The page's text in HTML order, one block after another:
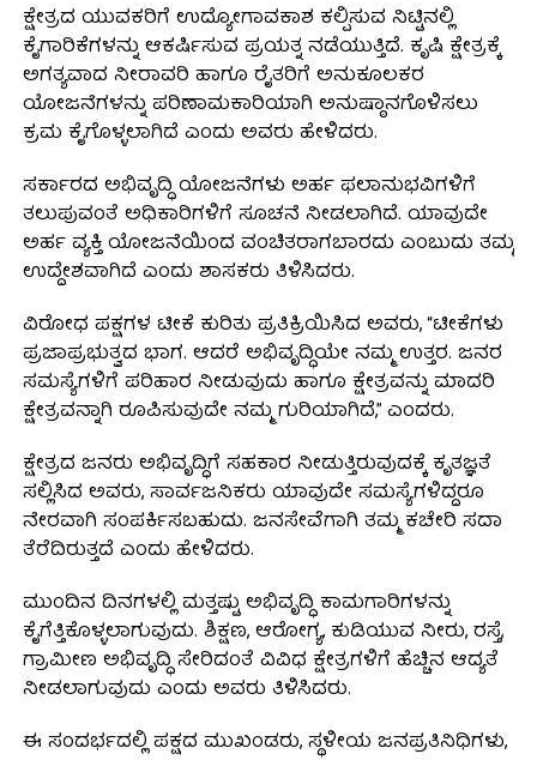
ಕ್ಷೇತ್ರದ ಯುವಕರಿಗೆ ಉದ್ಯೋಗಾವಕಾಶ ಕಲ್ಪಿಸುವ ನಿಟ್ಟಿನಲ್ಲಿ
ಕೈಗಾರಿಕೆಗಳನ್ನು ಆಕರ್ಷಿಸುವ ಪ್ರಯತ್ನ ನಡೆಯುತ್ತಿದೆ. ಕೃಷಿ ಕ್ಷೇತ್ರಕ್ಕೆ
ಅಗತ್ಯವಾದ ನೀರಾವರಿ ಹಾಗೂ ರೈತರಿಗೆ ಅನುಕೂಲಕರ
ಯೋಜನೆಗಳನ್ನು ಪರಿಣಾಮಕಾರಿಯಾಗಿ ಅನುಷ್ಠಾನಗೊಳಿಸಲು
ಕ್ರಮ ಕೈಗೊಳ್ಳಲಾಗಿದೆ ಎಂದು ಅವರು ಹೇಳಿದರು.
ಸರ್ಕಾರದ ಅಭಿವೃದ್ಧಿ ಯೋಜನೆಗಳು ಅರ್ಹ ಫಲಾನುಭವಿಗಳಿಗೆ
ತಲುಪುವಂತೆ ಅಧಿಕಾರಿಗಳಿಗೆ ಸೂಚನೆ ನೀಡಲಾಗಿದೆ. ಯಾವುದೇ
ಅರ್ಹ ವ್ಯಕ್ತಿ ಯೋಜನೆಯಿಂದ ವಂಚಿತರಾಗಬಾರದು ಎಂಬುದು ತಮ್ಮ
ಉದ್ದೇಶವಾಗಿದೆ ಎಂದು ಶಾಸಕರು ತಿಳಿಸಿದರು.
ವಿರೋಧ ಪಕ್ಷಗಳ ಟೀಕೆ ಕುರಿತು ಪ್ರತಿಕ್ರಿಯಿಸಿದ ಅವರು, “ಟೀಕೆಗಳು
ಪ್ರಜಾಪ್ರಭುತ್ವದ ಭಾಗ. ಆದರೆ ಅಭಿವೃದ್ಧಿಯೇ ನಮ್ಮ ಉತ್ತರ. ಜನರ
ಸಮಸ್ಯೆಗಳಿಗೆ ಪರಿಹಾರ ನೀಡುವುದು ಹಾಗೂ ಕ್ಷೇತ್ರವನ್ನು ಮಾದರಿ
ಕ್ಷೇತ್ರವನ್ನಾಗಿ ರೂಪಿಸುವುದೇ ನಮ್ಮ ಗುರಿಯಾಗಿದೆ,” ಎಂದರು.
ಕ್ಷೇತ್ರದ ಜನರು ಅಭಿವೃದ್ಧಿಗೆ ಸಹಕಾರ ನೀಡುತ್ತಿರುವುದಕ್ಕೆ ಕೃತಜ್ಞತೆ
ಸಲ್ಲಿಸಿದ ಅವರು, ಸಾರ್ವಜನಿಕರು ಯಾವುದೇ ಸಮಸ್ಯೆಗಳಿದ್ದರೂ
ನೇರವಾಗಿ ಸಂಪರ್ಕಿಸಬಹುದು. ಜನಸೇವೆಗಾಗಿ ತಮ್ಮ ಕಚೇರಿ ಸದಾ
ತೆರೆದಿರುತ್ತದೆ ಎಂದು ಹೇಳಿದರು.
ಮುಂದಿನ ದಿನಗಳಲ್ಲಿ ಮತ್ತಷ್ಟು ಅಭಿವೃದ್ಧಿ ಕಾಮಗಾರಿಗಳನ್ನು
ಕೈಗೆತ್ತಿಕೊಳ್ಳಲಾಗುವುದು. ಶಿಕ್ಷಣ, ಆರೋಗ್ಯ, ಕುಡಿಯುವ ನೀರು, ರಸ್ತೆ,
ಗ್ರಾಮೀಣ ಅಭಿವೃದ್ಧಿ ಸೇರಿದಂತೆ ವಿವಿಧ ಕ್ಷೇತ್ರಗಳಿಗೆ ಹೆಚ್ಚಿನ ಆದ್ಯತೆ
ನೀಡಲಾಗುವುದು ಎಂದು ಅವರು ತಿಳಿಸಿದರು.
ಈ ಸಂದರ್ಭದಲ್ಲಿ ಪಕ್ಷದ ಮುಖಂಡರು, ಸ್ಥಳೀಯ ಜನಪ್ರತಿನಿಧಿಗಳು,